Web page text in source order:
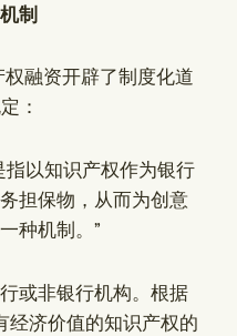
制
权融资开辟了制度化道
：
指以知识产权作为银行
担保物，从而为创意
种机制。”
或非银行机构。根据
经济价值的知识产权的